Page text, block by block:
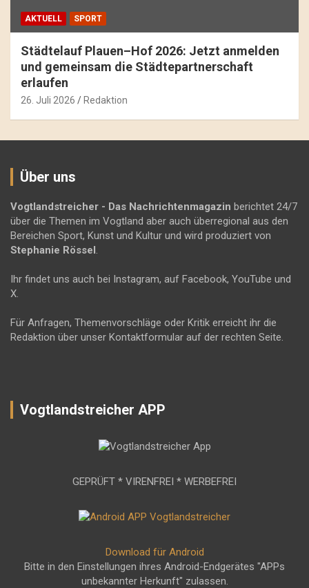
AKTUELL SPORT
Städtelauf Plauen–Hof 2026: Jetzt anmelden
und gemeinsam die Städtepartnerschaft
erlaufen
26. Juli 2026 Redaktion
Über uns
Vogtlandstreicher - Das Nachrichtenmagazin berichtet 24/7
über die Themen im Vogtland aber auch überregional aus den
Bereichen Sport, Kunst und Kultur und wird produziert von
Stephanie Rössel.
Ihr findet uns auch bei Instagram, auf Facebook, YouTube und
X.
Für Anfragen, Themenvorschläge oder Kritik erreicht ihr die
Redaktion über unser Kontaktformular auf der rechten Seite.
Vogtlandstreicher APP
GEPRÜFT * VIRENFREI * WERBEFREI
Download für Android
Bitte in den Einstellungen ihres Android-Endgerätes "APPs
unbekannter Herkunft" zulassen.